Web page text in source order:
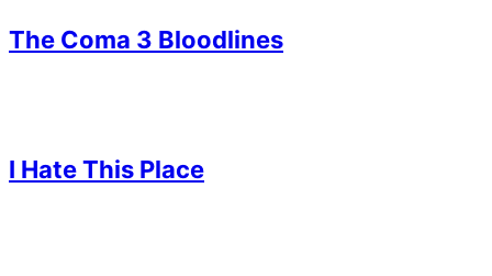
The Coma 3 Bloodlines
I Hate This Place